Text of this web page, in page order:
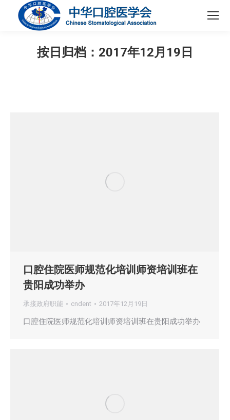
按日归档： 2017年12月19日
口腔住院医师规范化培训师资培训班在
贵阳成功举办
承接政府职能 cndent 2017年12月19日
口腔住院医师规范化培训师资培训班在贵阳成功举办